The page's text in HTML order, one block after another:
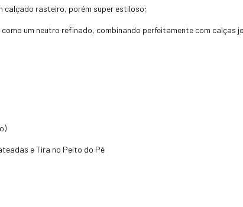
calçado rasteiro, porém super estiloso;
um neutro refinado, combinando perfeitamente com calças
e Tira no Peito do Pé